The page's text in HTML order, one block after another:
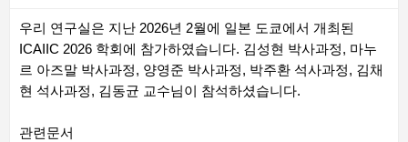
우리 연구실은 지난 2026년 2월에 일본 도쿄에서 개최된
ICAIIC 2026 학회에 참가하였습니다. 김성현 박사과정, 마누
르 아즈말 박사과정, 양영준 박사과정, 박주환 석사과정, 김채
현 석사과정, 김동균 교수님이 참석하셨습니다.
관련문서